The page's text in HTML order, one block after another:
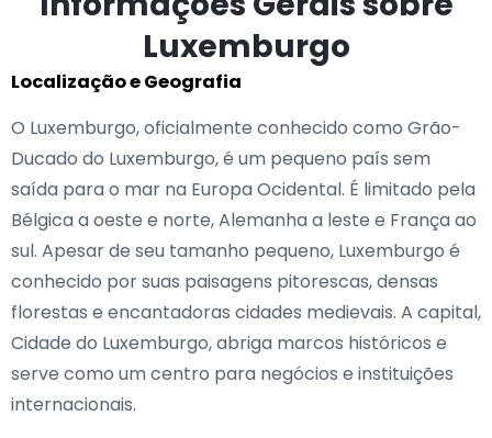
Luxemburgo
Localização e Geografia
O Luxemburgo, oficialmente conhecido como Grão-
Ducado do Luxemburgo, é um pequeno país sem
saída para o mar na Europa Ocidental. É limitado pela
Bélgica a oeste e norte, Alemanha a leste e França ao
sul. Apesar de seu tamanho pequeno, Luxemburgo é
conhecido por suas paisagens pitorescas, densas
florestas e encantadoras cidades medievais. A capital,
Cidade do Luxemburgo, abriga marcos históricos e
serve como um centro para negócios e instituições
internacionais.